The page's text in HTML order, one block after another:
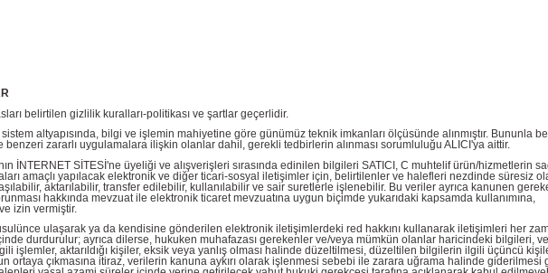
belirtilen gizlilik kuralları-politikası ve şartlar geçerlidir.
altyapısında, bilgi ve işlemin mahiyetine göre günümüz teknik imkanları ölçüsünde alınmıştır. Bununla
zararlı uygulamalara ilişkin olanlar dahil, gerekli tedbirlerin alınması sorumluluğu ALICI'ya aittir.
İNTERNET SİTESİ'ne üyeliği ve alışverişleri sırasında edinilen bilgileri SATICI, C muhtelif ürün/hizmetlerin
amaçlı yapılacak elektronik ve diğer ticari-sosyal iletişimler için, belirtilenler ve halefleri nezdinde süresiz
aktarılabilir, transfer edilebilir, kullanılabilir ve sair suretlerle işlenebilir. Bu veriler ayrıca kanunen
hakkında mevzuat ile elektronik ticaret mevzuatına uygun biçimde yukarıdaki kapsamda kullanımına,
izin vermiştir.
ulaşarak ya da kendisine gönderilen elektronik iletişimlerdeki red hakkını kullanarak iletişimleri her
durdurulur; ayrıca dilerse, hukuken muhafazası gerekenler ve/veya mümkün olanlar haricindeki bilgileri,
aktarıldığı kişiler, eksik veya yanlış olması halinde düzeltilmesi, düzeltilen bilgilerin ilgili üçüncü
çıkmasına itiraz, verilerin kanuna aykırı olarak işlenmesi sebebi ile zarara uğrama halinde giderilmesi